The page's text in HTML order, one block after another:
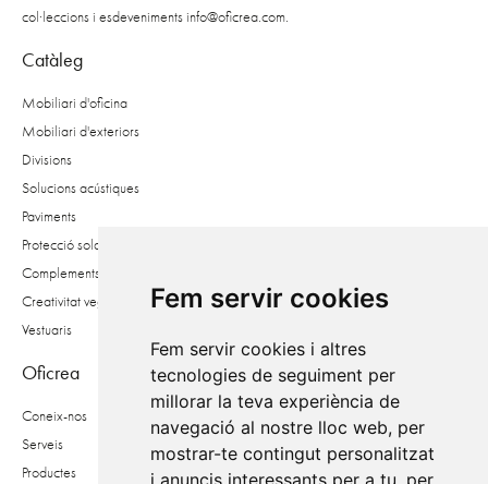
Fem servir cookies
Fem servir cookies i altres
tecnologies de seguiment per
millorar la teva experiència de
navegació al nostre lloc web, per
mostrar-te contingut personalitzat
i anuncis interessants per a tu, per
col·leccions i esdevenimentsinfo@oficrea.com.
Catàleg
Mobiliari d'oficina
Mobiliari d'exteriors
Divisions
Solucions acústiques
Paviments
Protecció solar
Complements
Creativitat vegetal
Vestuaris
Oficrea
Coneix-nos
Serveis
Productes